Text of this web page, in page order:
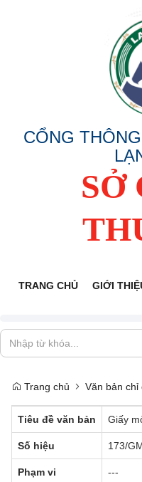
CỔNG
SỞ
TRANG CHỦ GIỚI
Trang chủ Văn bản chỉ
Tiêu đề văn bản Giấy
Số hiệu 173/
Phạm vi ---